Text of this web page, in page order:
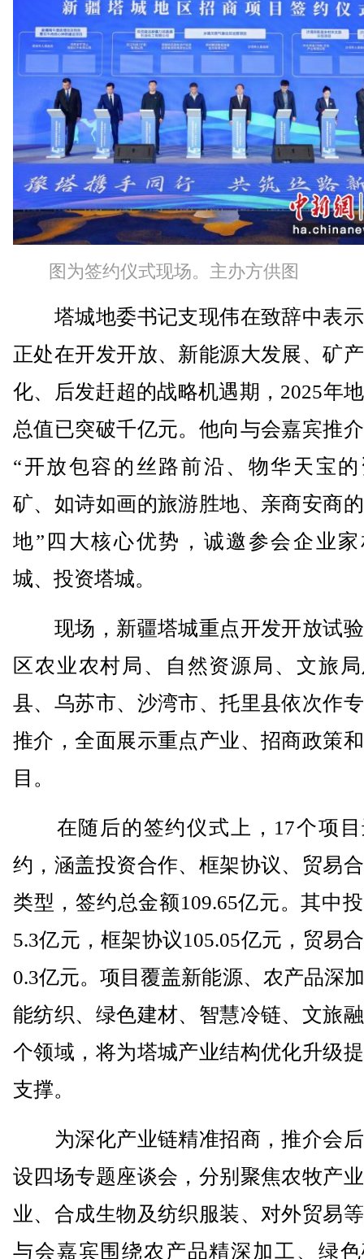
图为签约仪式现场。主办方供图
塔城地委书记支现伟在致辞中表
正处在开发开放、新能源大发展、矿
化、后发赶超的战略机遇期，2025年
总值已突破千亿元。他向与会嘉宾推
“开放包容的丝路前沿、物华天宝
矿、如诗如画的旅游胜地、亲商安商
地”四大核心优势，诚邀参会企业
城、投资塔城。
现场，新疆塔城重点开发开放试
区农业农村局、自然资源局、文旅
县、乌苏市、沙湾市、托里县依次作
推介，全面展示重点产业、招商政策
目。
在随后的签约仪式上，17个项目
约，涵盖投资合作、框架协议、贸易
类型，签约总金额109.65亿元。其中
5.3亿元，框架协议105.05亿元，贸易
0.3亿元。项目覆盖新能源、农产品深
能纺织、绿色建材、智慧冷链、文旅
个领域，将为塔城产业结构优化升级
支撑。
为深化产业链精准招商，推介会
设四场专题座谈会，分别聚焦农牧产
业、合成生物及纺织服装、对外贸易
与会嘉宾围绕农产品精深加工、绿